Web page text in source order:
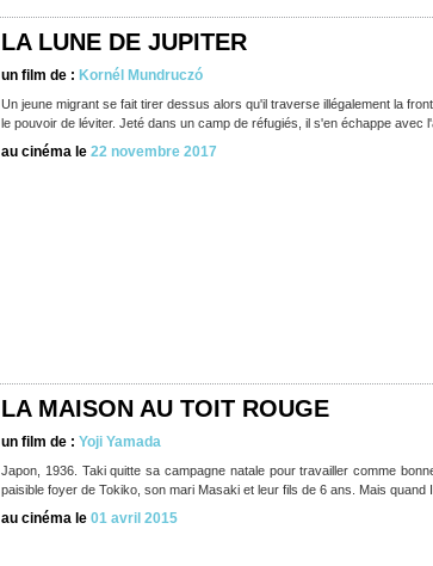
LA LUNE DE JUPITER
un film de : Kornél Mundruczó
Un jeune migrant se fait tirer dessus alors qu'il traverse illégalement la
le pouvoir de léviter. Jeté dans un camp de réfugiés, il s'en échappe avec
au cinéma le 22 novembre 2017
LA MAISON AU TOIT ROUGE
un film de : Yoji Yamada
Japon, 1936. Taki quitte sa campagne natale pour travailler comme
paisible foyer de Tokiko, son mari Masaki et leur fils de 6 ans. Mais quand
au cinéma le 01 avril 2015